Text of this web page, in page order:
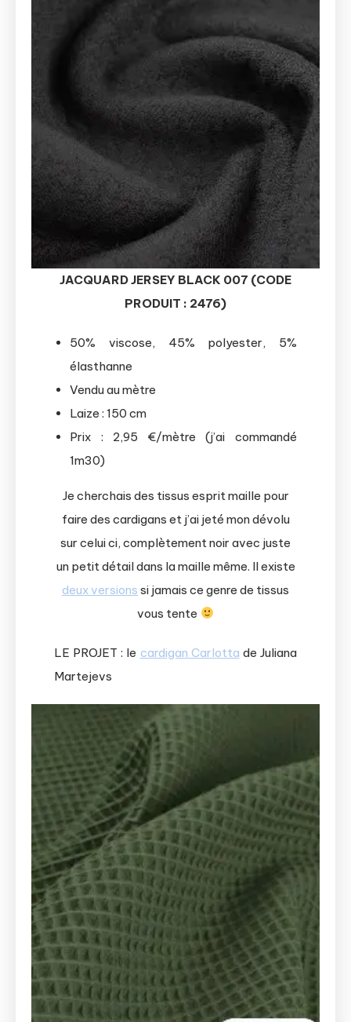
JACQUARD JERSEY BLACK 007 (CODE
PRODUIT : 2476)
50% viscose, 45% polyester, 5%
élasthanne
Vendu au mètre
Laize : 150 cm
Prix : 2,95 €/mètre (j’ai commandé
1m30)
Je cherchais des tissus esprit maille pour
faire des cardigans et j’ai jeté mon dévolu
sur celui ci, complètement noir avec juste
un petit détail dans la maille même. Il existe
deux versions si jamais ce genre de tissus
vous tente
LE PROJET : le cardigan Carlotta de Juliana
Martejevs